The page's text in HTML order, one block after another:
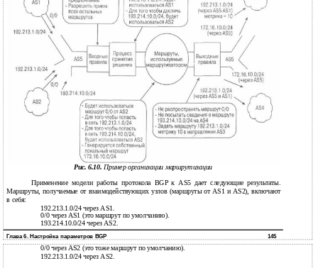
Рис. 6.10. Пример организации маршрутизации
Применение модели работы протокола BGP к AS5 дает следующие результаты.
Маршруты, получаемые от взаимодействующих узлов (маршруты от AS1 и AS2), включают
в себя:
192.213.1.0/24 через AS1.
0/0 через AS1 (это маршрут по умолчанию).
193.214.10.0/24 через AS2.
Глава 6. Настройка параметров BGP 145
0/0 через AS2 (это тоже маршрут по умолчанию).
192.213.1.0/24 через AS2.